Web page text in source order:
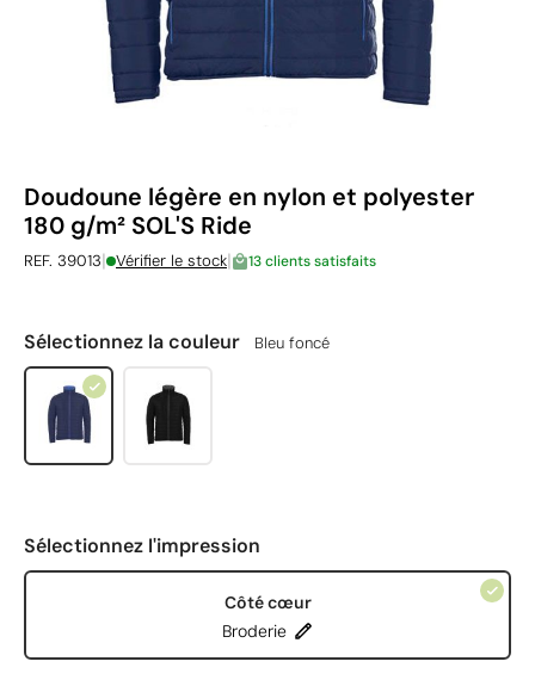
Doudoune légère en nylon et polyester
180 g/m² SOL'S Ride
REF. 39013| Vérifier le stock| 13 clients satisfaits
Sélectionnez la couleur Bleu foncé
Sélectionnez l'impression
Côté cœur
Broderie